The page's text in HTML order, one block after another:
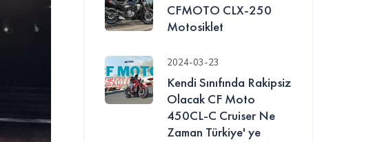
CFMOTO CLX-250
Motosiklet
2024-03-23
Kendi Sınıfında Rakipsiz
Olacak CF Moto
450CL-C Cruiser Ne
Zaman Türkiye' ye